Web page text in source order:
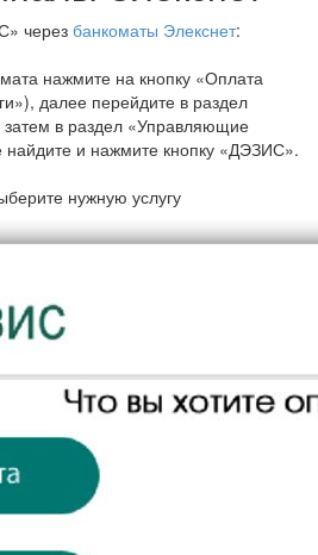
» через банкоматы Элекснет:
нажмите на кнопку «Оплата
»), далее перейдите в раздел
затем в раздел «Управляющие
найдите и нажмите кнопку «ДЭЗИС».
нужную услугу